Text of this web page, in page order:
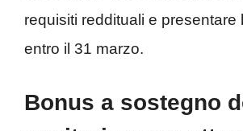
requisiti reddituali e presentare
entro il 31 marzo.
Bonus a sostegno